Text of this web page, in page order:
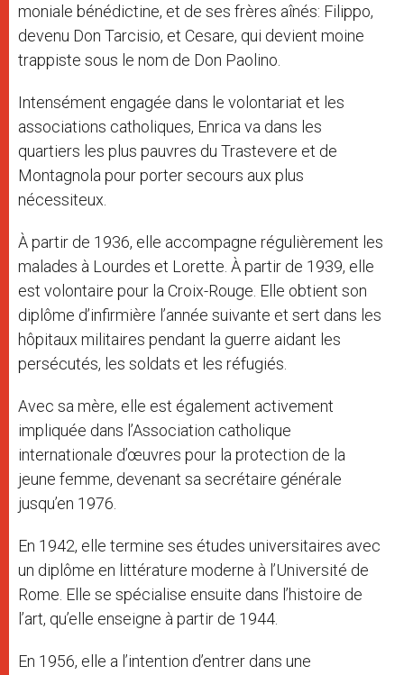
moniale bénédictine, et de ses frères aînés: Filippo,
devenu Don Tarcisio, et Cesare, qui devient moine
trappiste sous le nom de Don Paolino.
Intensément engagée dans le volontariat et les
associations catholiques, Enrica va dans les
quartiers les plus pauvres du Trastevere et de
Montagnola pour porter secours aux plus
nécessiteux.
À partir de 1936, elle accompagne régulièrement les
malades à Lourdes et Lorette. À partir de 1939, elle
est volontaire pour la Croix-Rouge. Elle obtient son
diplôme d’infirmière l’année suivante et sert dans les
hôpitaux militaires pendant la guerre aidant les
persécutés, les soldats et les réfugiés.
Avec sa mère, elle est également activement
impliquée dans l’Association catholique
internationale d’œuvres pour la protection de la
jeune femme, devenant sa secrétaire générale
jusqu’en 1976.
En 1942, elle termine ses études universitaires avec
un diplôme en littérature moderne à l’Université de
Rome. Elle se spécialise ensuite dans l’histoire de
l’art, qu’elle enseigne à partir de 1944.
En 1956, elle a l’intention d’entrer dans une